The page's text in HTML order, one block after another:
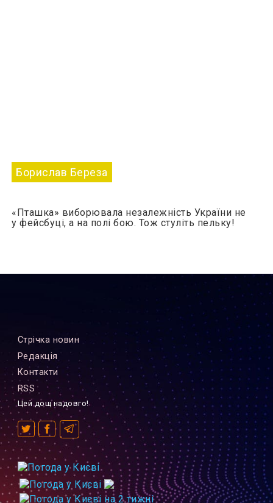
Борислав Береза
«Пташка» виборювала незалежність України не
у фейсбуці, а на полі бою. Тож стуліть пельку!
Стрiчка новин
Редакцiя
Контакти
RSS
Цей дощ надовго!